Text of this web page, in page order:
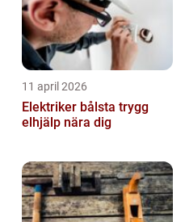
11 april 2026
Elektriker bålsta trygg
elhjälp nära dig